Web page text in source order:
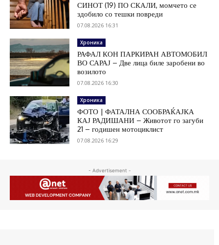
СИНОТ (19) ПО СКАЛИ, момчето се
здобило со тешки повреди
07.08.2026 16:31
Хроника
РАФАЛ КОН ПАРКИРАН АВТОМОБИЛ
ВО САРАЈ – Две лица биле заробени во
возилото
07.08.2026 16:30
Хроника
ФОТО | ФАТАЛНА СООБРАЌАЈКА
КАЈ РАДИШАНИ – Животот го загуби
21 – годишен мотоциклист
07.08.2026 16:29
- Advertisement -